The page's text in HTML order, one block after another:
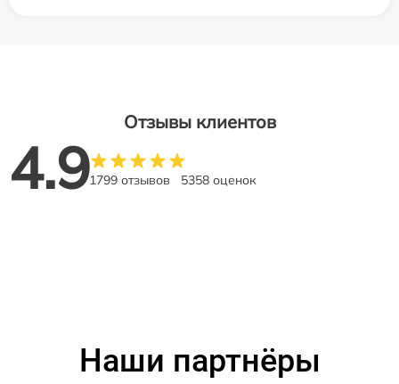
Отзывы клиентов
4.91799 отзывов 5358 оценок
Наши партнёры